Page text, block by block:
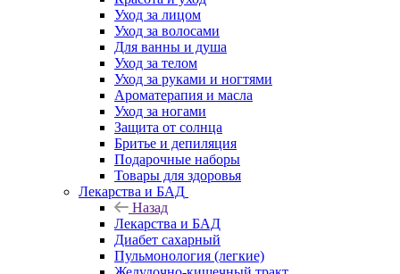
Уход за лицом
Уход за волосами
Для ванны и душа
Уход за телом
Уход за руками и ногтями
Ароматерапия и масла
Уход за ногами
Защита от солнца
Бритье и депиляция
Подарочные наборы
Товары для здоровья
Лекарства и БАД
Назад
Лекарства и БАД
Диабет сахарный
Пульмонология (легкие)